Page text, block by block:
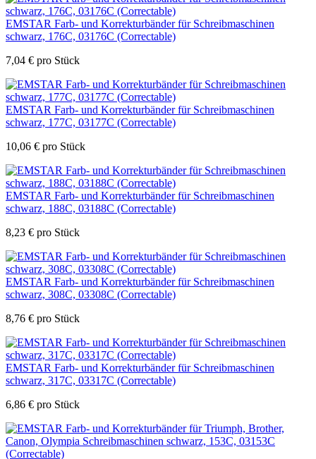
EMSTAR Farb- und Korrekturbänder für Schreibmaschinen
schwarz, 176C, 03176C (Correctable)
7,04 € pro Stück
EMSTAR Farb- und Korrekturbänder für Schreibmaschinen
schwarz, 177C, 03177C (Correctable)
10,06 € pro Stück
EMSTAR Farb- und Korrekturbänder für Schreibmaschinen
schwarz, 188C, 03188C (Correctable)
8,23 € pro Stück
EMSTAR Farb- und Korrekturbänder für Schreibmaschinen
schwarz, 308C, 03308C (Correctable)
8,76 € pro Stück
EMSTAR Farb- und Korrekturbänder für Schreibmaschinen
schwarz, 317C, 03317C (Correctable)
6,86 € pro Stück